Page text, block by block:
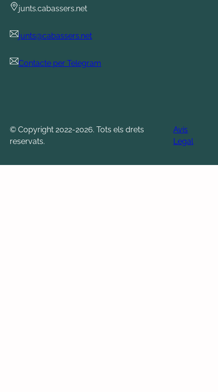
junts.cabassers.net
junts@cabassers.net
Contacte per Telegram
© Copyright 2022-2026. Tots els drets
reservats.
Avís
Legal